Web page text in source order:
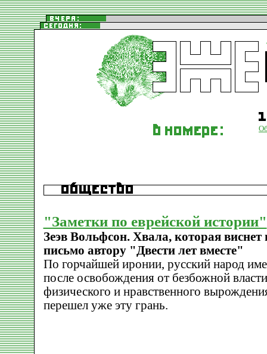
"Заметки по еврейской истории"
Зеэв Вольфсон. Хвала, которая
письмо автору "Двести лет вместе"
По горчайшей иронии, русский народ
после освобождения от безбожной
физического и нравственного
перешел уже эту грань.